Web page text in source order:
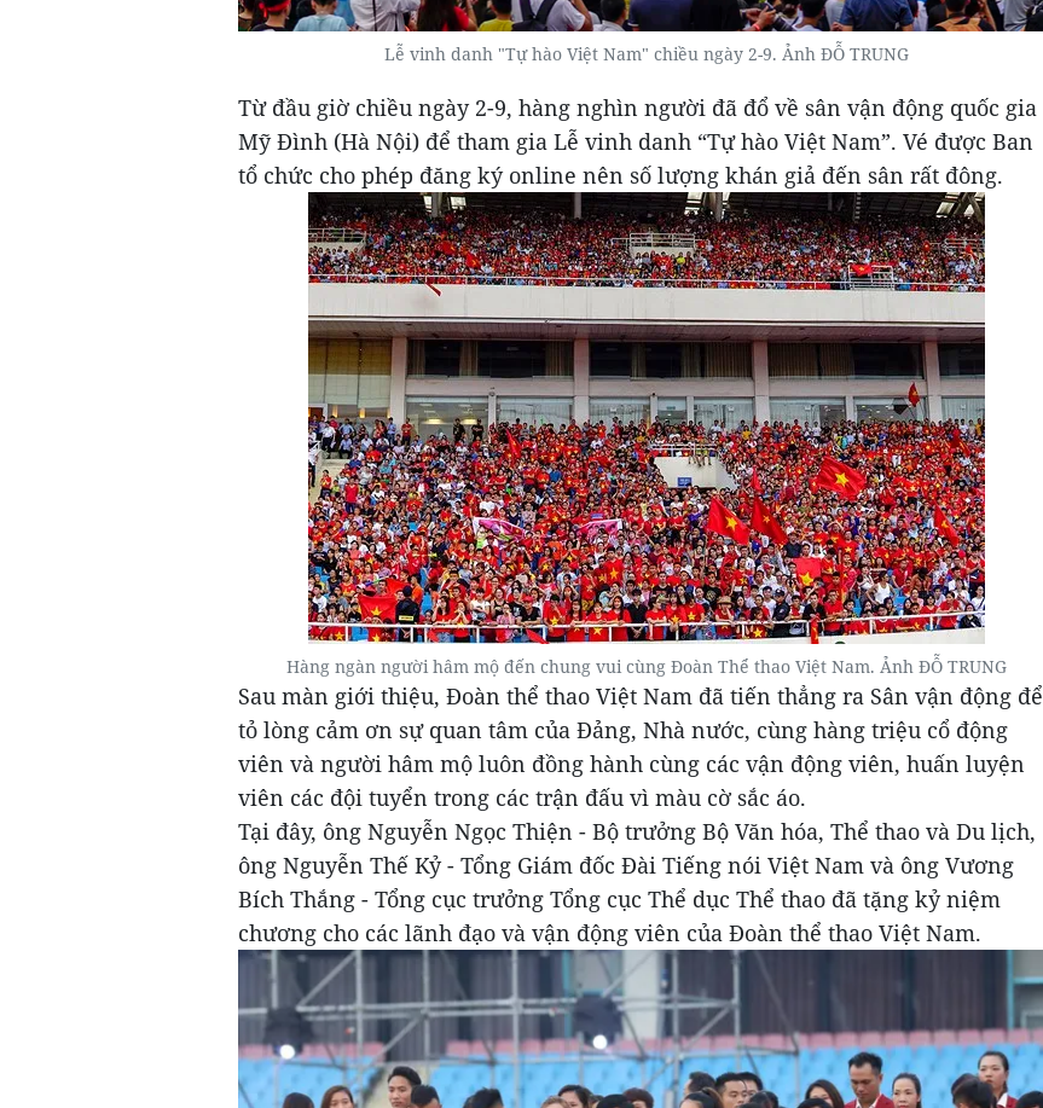
Lễ vinh danh "Tự hào Việt Nam" chiều ngày 2-9. Ảnh ĐỖ TRUNG
Từ đầu giờ chiều ngày 2-9, hàng nghìn người đã đổ về sân vận động quốc gia
Mỹ Đình (Hà Nội) để tham gia Lễ vinh danh “Tự hào Việt Nam”. Vé được Ban
tổ chức cho phép đăng ký online nên số lượng khán giả đến sân rất đông.
Hàng ngàn người hâm mộ đến chung vui cùng Đoàn Thể thao Việt Nam. Ảnh ĐỖ TRUNG
Sau màn giới thiệu, Đoàn thể thao Việt Nam đã tiến thẳng ra Sân vận động để
tỏ lòng cảm ơn sự quan tâm của Đảng, Nhà nước, cùng hàng triệu cổ động
viên và người hâm mộ luôn đồng hành cùng các vận động viên, huấn luyện
viên các đội tuyển trong các trận đấu vì màu cờ sắc áo.
Tại đây, ông Nguyễn Ngọc Thiện - Bộ trưởng Bộ Văn hóa, Thể thao và Du lịch,
ông Nguyễn Thế Kỷ - Tổng Giám đốc Đài Tiếng nói Việt Nam và ông Vương
Bích Thắng - Tổng cục trưởng Tổng cục Thể dục Thể thao đã tặng kỷ niệm
chương cho các lãnh đạo và vận động viên của Đoàn thể thao Việt Nam.